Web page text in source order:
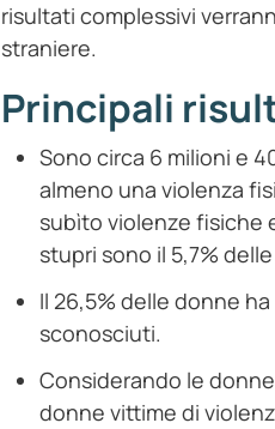
risultati complessivi
straniere.
Principali
Sono circa 6 milioni e
almeno una violenza
subìto violenze fisiche
stupri sono il 5,7%
Il 26,5% delle donne
sconosciuti.
Considerando le
donne vittime di